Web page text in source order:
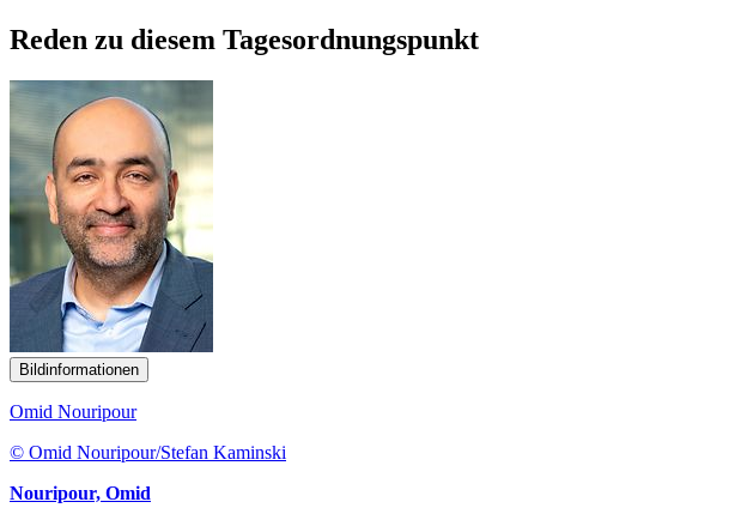
Reden zu diesem Tagesordnungspunkt
Bildinformationen
Omid Nouripour
© Omid Nouripour/Stefan Kaminski
Nouripour, Omid